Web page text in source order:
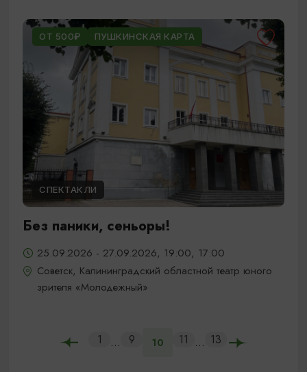
ОТ 500₽ ПУШКИНСКАЯ КАРТА
СПЕКТАКЛИ
Без паники, сеньоры!
25.09.2026 - 27.09.2026, 19:00, 17:00
Советск, Калининградский областной театр юного
зрителя «Молодежный»
1 ... 9 10 11 ... 13